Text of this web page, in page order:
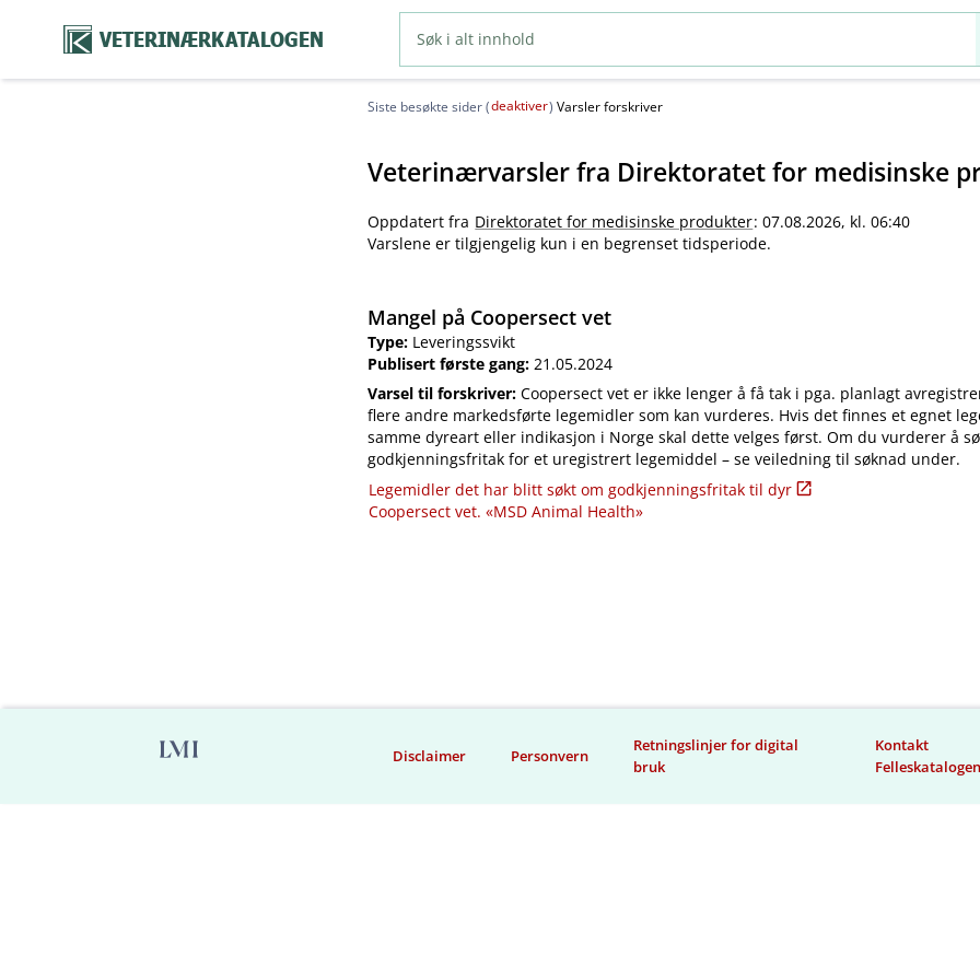
VETERINÆRKATALOGEN
Siste besøkte sider (deaktiver) Varsler forskriver
Veterinærvarsler fra Direktoratet for medisinske
Oppdatert fra Direktoratet for medisinske produkter: 07.08.2026, kl. 06:40
Varslene er tilgjengelig kun i en begrenset tidsperiode.
Mangel på Coopersect vet
Type: Leveringssvikt
Publisert første gang:21.05.2024
Varsel til forskriver:Coopersect vet er ikke lenger å få tak i pga. planlagt
flere andre markedsførte legemidler som kan vurderes. Hvis det finnes et egnet
samme dyreart eller indikasjon i Norge skal dette velges først. Om du vurderer å
godkjenningsfritak for et uregistrert legemiddel – se veiledning til søknad under.
Legemidler det har blitt søkt om godkjenningsfritak til dyr
Coopersect vet. «MSD Animal Health»
Disclaimer Personvern
Retningslinjer for digital
bruk
Kontakt
Felleskatalogen